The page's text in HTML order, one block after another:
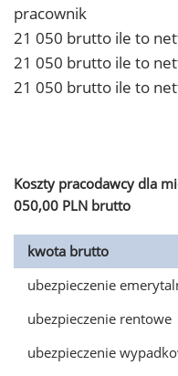
pracownik
21 050 brutto ile to
21 050 brutto ile to
21 050 brutto ile to
Koszty pracodawcy dla
050,00 PLN brutto
kwota brutto
ubezpieczenie
ubezpieczenie rentowe
ubezpieczenie